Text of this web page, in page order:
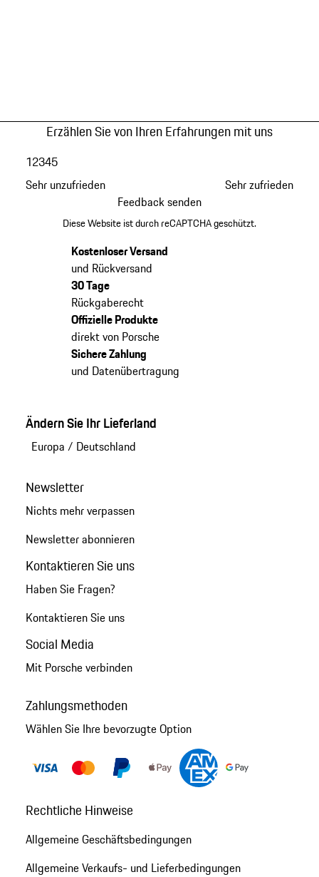
Erzählen Sie von Ihren Erfahrungen mit uns
Sehr unzufrieden
12345
Sehr zufrieden
Feedback senden
Diese Website ist durch reCAPTCHA geschützt.
Kostenloser Versand
und Rückversand
30 Tage
Rückgaberecht
Offizielle Produkte
direkt von Porsche
Sichere Zahlung
und Datenübertragung
Ändern Sie Ihr Lieferland
Europa / Deutschland
Newsletter
Nichts mehr verpassen
Newsletter abonnieren
Kontaktieren Sie uns
Haben Sie Fragen?
Kontaktieren Sie uns
Social Media
Mit Porsche verbinden
Zahlungsmethoden
Wählen Sie Ihre bevorzugte Option
Rechtliche Hinweise
Allgemeine Geschäftsbedingungen
Allgemeine Verkaufs- und Lieferbedingungen